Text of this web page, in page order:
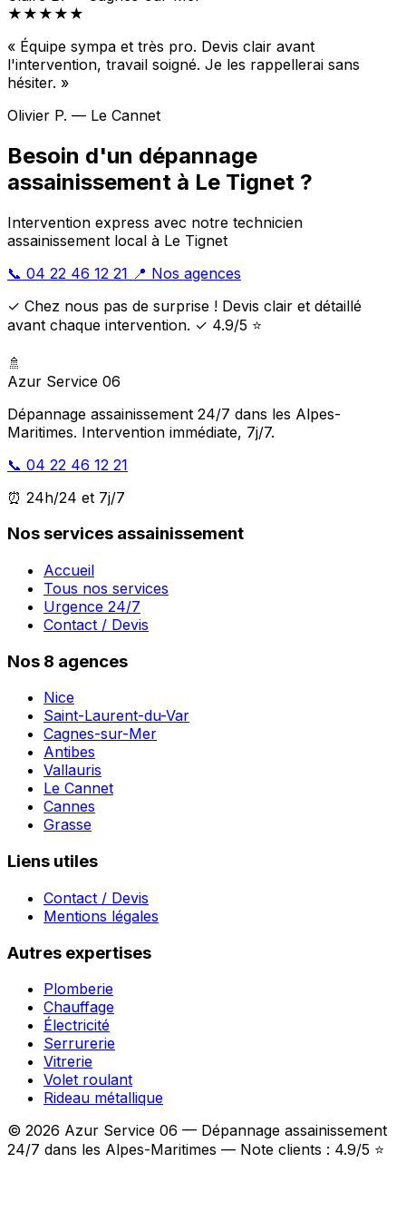
★★★★★
« Équipe sympa et très pro. Devis clair avant
l'intervention, travail soigné. Je les rappellerai sans
hésiter. »
Olivier P. — Le Cannet
Besoin d'un dépannage
assainissement à Le Tignet ?
Intervention express avec notre technicien
assainissement local à Le Tignet
📞 04 22 46 12 21 📍 Nos agences
✓ Chez nous pas de surprise ! Devis clair et détaillé
avant chaque intervention. ✓ 4.9/5 ⭐
🚿
Azur Service 06
Dépannage assainissement 24/7 dans les Alpes-
Maritimes. Intervention immédiate, 7j/7.
📞 04 22 46 12 21
⏰ 24h/24 et 7j/7
Nos services assainissement
Accueil
Tous nos services
Urgence 24/7
Contact / Devis
Nos 8 agences
Nice
Saint-Laurent-du-Var
Cagnes-sur-Mer
Antibes
Vallauris
Le Cannet
Cannes
Grasse
Liens utiles
Contact / Devis
Mentions légales
Autres expertises
Plomberie
Chauffage
Électricité
Serrurerie
Vitrerie
Volet roulant
Rideau métallique
© 2026 Azur Service 06 — Dépannage assainissement
24/7 dans les Alpes-Maritimes — Note clients : 4.9/5 ⭐